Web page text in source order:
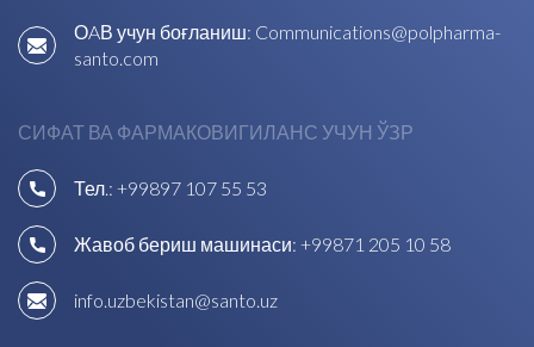
ОAВ учун боғланиш: Communications@polpharma-
santo.com
СИФАТ ВА ФАРМАКОВИГИЛАНС УЧУН ЎЗР
Тел.: +99897 107 55 53
Жавоб бериш машинаси: +99871 205 10 58
info.uzbekistan@santo.uz